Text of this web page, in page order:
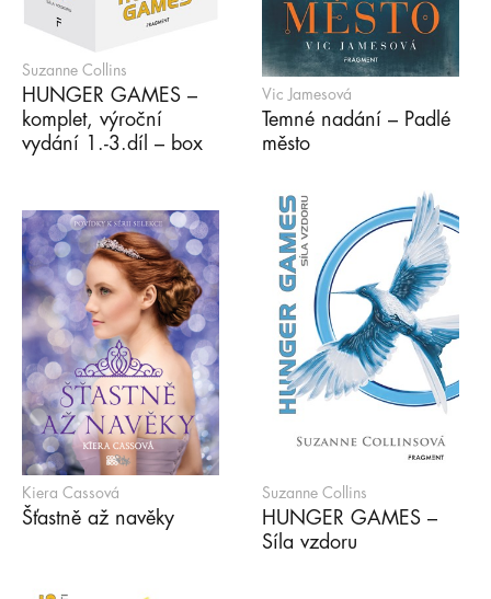
Suzanne Collins
HUNGER GAMES –
komplet, výroční
vydání 1.-3.díl – box
Vic Jamesová
Temné nadání – Padlé
město
Kiera Cassová
Šťastně až navěky
Suzanne Collins
HUNGER GAMES –
Síla vzdoru